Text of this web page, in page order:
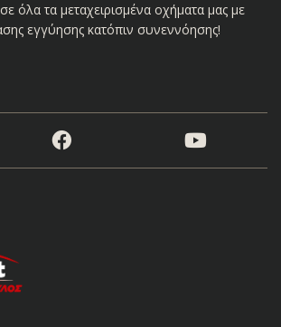
όλα τα μεταχειρισμένα οχήματα μας με
εγγύησης κατόπιν συνεννόησης!